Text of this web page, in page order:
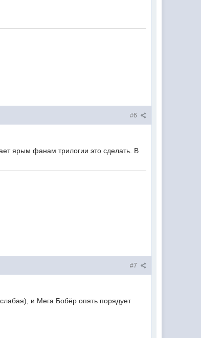
#6
ярым фанам трилогии это сделать. В
#7
и Мега Бобёр опять порядует